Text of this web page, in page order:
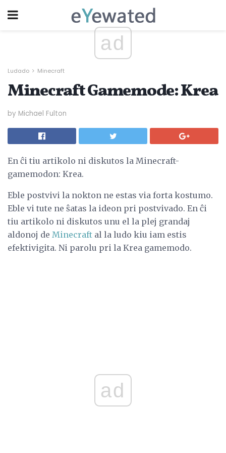
ad
Ludado Minecraft
Minecraft Gamemode: Krea
by Michael Fulton
En ĉi tiu artikolo ni diskutos la Minecraft-
gamemodon: Krea.
Eble postvivi la nokton ne estas via forta kostumo.
Eble vi tute ne ŝatas la ideon pri postvivado. En ĉi
tiu artikolo ni diskutos unu el la plej grandaj
aldonoj de Minecraft al la ludo kiu iam estis
efektivigita. Ni parolu pri la Krea gamemodo.
ad